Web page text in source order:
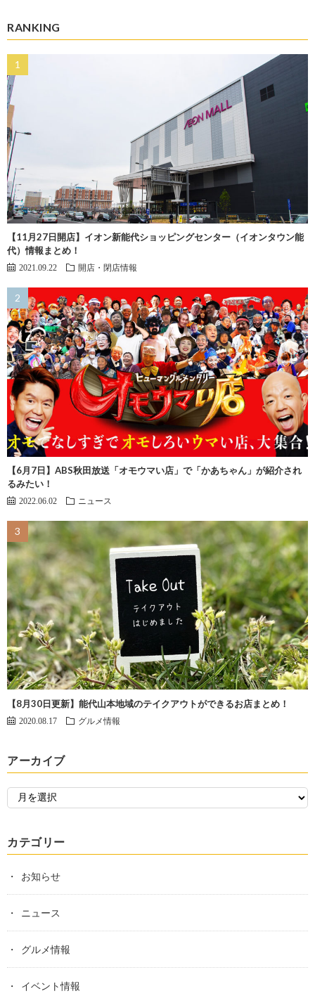
RANKING
【11月27日開店】イオン新能代ショッピングセンター（イオンタウン能
代）情報まとめ！
2021.09.22 開店・閉店情報
【6月7日】ABS秋田放送「オモウマい店」で「かあちゃん」が紹介され
るみたい！
2022.06.02 ニュース
【8月30日更新】能代山本地域のテイクアウトができるお店まとめ！
2020.08.17 グルメ情報
アーカイブ
カテゴリー
お知らせ
ニュース
グルメ情報
イベント情報